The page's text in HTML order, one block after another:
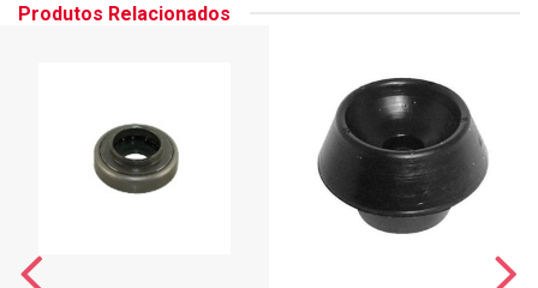
Produtos Relacionados